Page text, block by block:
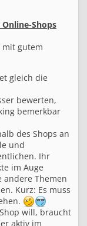
Shops
gutem
gleich die
bewerten,
bemerkbar
des Shops an
und
Ihr
im Auge
andere Themen
Kurz: Es muss
will, braucht
aktiv im